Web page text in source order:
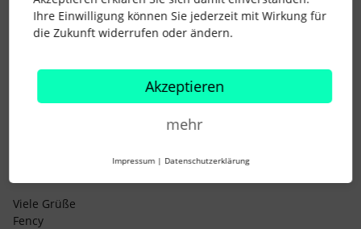
Fency Forum|Forum|11 months ago
Danke Ibrk, so ähnlich habe ich mir das auch überlegt.
Wäre schön, wenn von Personio selbst dazu auch noch was
vorne anfangen muss.
Viele Grüße
Fency
Ihre Einwilligung können Sie jederzeit mit Wirkung für
die Zukunft widerrufen oder ändern.
Akzeptieren
mehr
Impressum | Datenschutzerklärung